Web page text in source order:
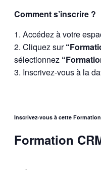
Comment s’inscrire ?
Accédez à votre
Cliquez sur
sélectionnez
Inscrivez-vous à la
Inscrivez-vous à cette Formation
Formation